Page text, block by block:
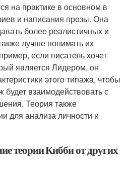
на практике в основном в
и написания прозы. Она
более реалистичных и
лучше понимать их
если писатель хочет
является Лидером, он
этого типажа, чтобы
будет взаимодействовать с
Теория также
для анализа личности и
теории Кибби от других